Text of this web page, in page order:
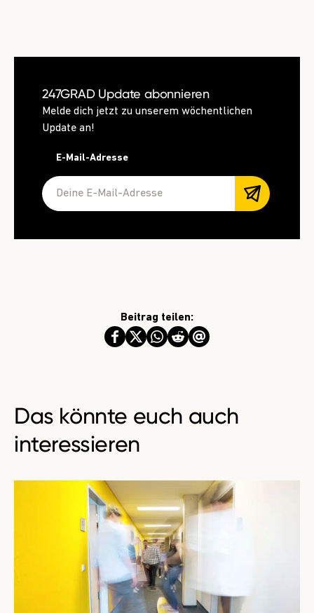
247GRAD Update abonnieren
Melde dich jetzt zu unserem wöchentlichen
Update an!
E-Mail-Adresse
Beitrag teilen:
Das könnte euch auch
interessieren